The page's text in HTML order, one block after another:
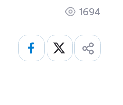
1694